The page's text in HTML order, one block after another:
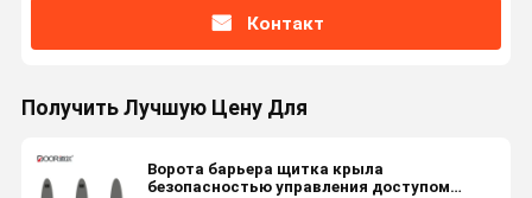
Контакт
Получить Лучшую Цену Для
Ворота барьера щитка крыла
безопасностью управления доступом